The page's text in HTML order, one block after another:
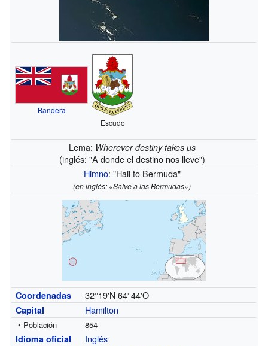
Bandera
Escudo
Lema: Wherever destiny takes us
(inglés: "A donde el destino nos lleve")
Himno: "Hail to Bermuda"
(en inglés: «Salve a las Bermudas»)
Coordenadas 32°19′N 64°44′O
Capital Hamilton
• Población 854
Idioma oficial Inglés